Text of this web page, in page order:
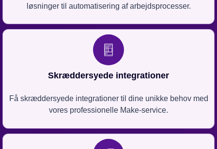
løsninger til automatisering af arbejdsprocesser.
Skræddersyede integrationer
Få skræddersyede integrationer til dine unikke behov med
vores professionelle Make-service.